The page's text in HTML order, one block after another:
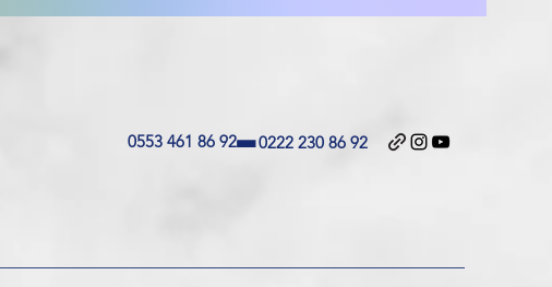
0553 461 86 92-0222 230 86 92